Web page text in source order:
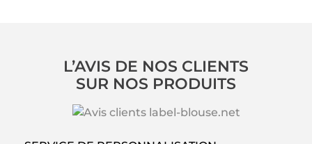
L’AVIS DE NOS CLIENTS
SUR NOS PRODUITS